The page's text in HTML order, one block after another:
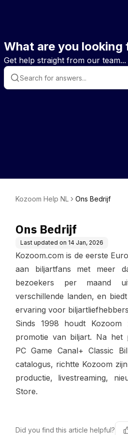
What are you looking
Get help straight from our team...
Kozoom Help NL Ons Bedrijf
Ons Bedrijf
Last updated on 14 Jan, 2026
Kozoom.com is de eerste
aan biljartfans met meer
bezoekers per maand
verschillende landen, en
ervaring voor
Sinds 1998 houdt
promotie van biljart. Na het
PC Game Canal+ Classic
catalogus, richtte Kozoom
productie, livestreaming,
Store.
Did you find this article helpful?